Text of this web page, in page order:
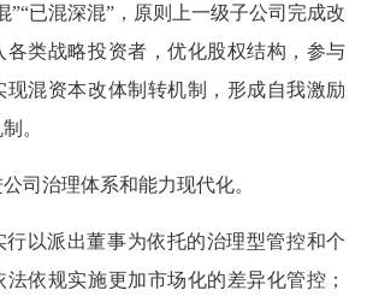
”“已混深混”，原则上一级子公司完成改
各类战略投资者，优化股权结构，参与
现混资本改体制转机制，形成自我激励
。
司治理体系和能力现代化。
行以派出董事为依托的治理型管控和个
依规实施更加市场化的差异化管控；